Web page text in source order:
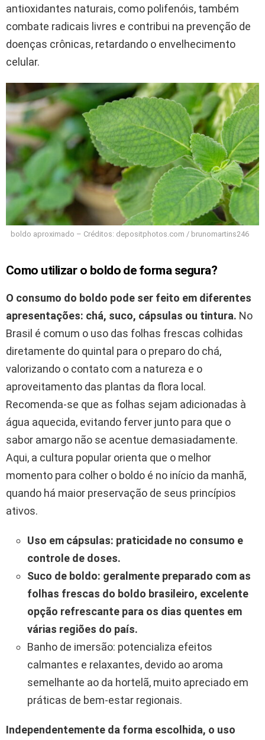
antioxidantes naturais, como polifenóis, também
combate radicais livres e contribui na prevenção de
doenças crônicas, retardando o envelhecimento
celular.
boldo aproximado – Créditos: depositphotos.com / brunomartins246
Como utilizar o boldo de forma segura?
O consumo do boldo pode ser feito em diferentes
apresentações: chá, suco, cápsulas ou tintura. No
Brasil é comum o uso das folhas frescas colhidas
diretamente do quintal para o preparo do chá,
valorizando o contato com a natureza e o
aproveitamento das plantas da flora local.
Recomenda-se que as folhas sejam adicionadas à
água aquecida, evitando ferver junto para que o
sabor amargo não se acentue demasiadamente.
Aqui, a cultura popular orienta que o melhor
momento para colher o boldo é no início da manhã,
quando há maior preservação de seus princípios
ativos.
Uso em cápsulas: praticidade no consumo e
controle de doses.
Suco de boldo: geralmente preparado com as
folhas frescas do boldo brasileiro, excelente
opção refrescante para os dias quentes em
várias regiões do país.
Banho de imersão: potencializa efeitos
calmantes e relaxantes, devido ao aroma
semelhante ao da hortelã, muito apreciado em
práticas de bem-estar regionais.
Independentemente da forma escolhida, o uso